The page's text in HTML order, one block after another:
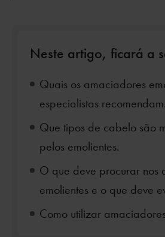
Neste artigo, ficará a
Quais os amaciadores
especialistas recomendam.
Que tipos de cabelo são
pelos emolientes.
O que deve procurar nos
emolientes e o que deve
Como utilizar